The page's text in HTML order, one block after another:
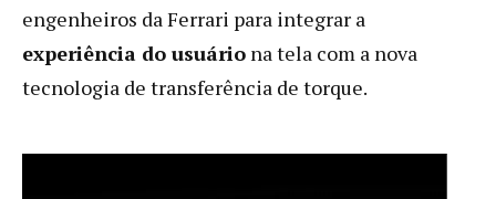
engenheiros da Ferrari para integrar a
experiência do usuário na tela com a nova
tecnologia de transferência de torque.